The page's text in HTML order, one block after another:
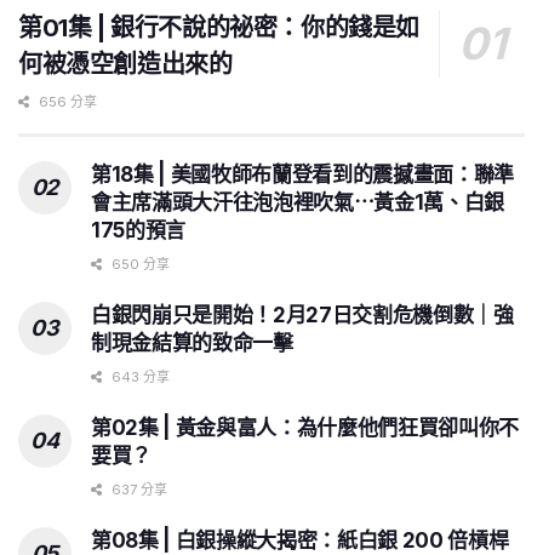
第01集 | 銀行不說的祕密：你的錢是如
何被憑空創造出來的
656 分享
第18集 | 美國牧師布蘭登看到的震撼畫面：聯準
會主席滿頭大汗往泡泡裡吹氣⋯黃金1萬、白銀
175的預言
650 分享
白銀閃崩只是開始！2月27日交割危機倒數｜強
制現金結算的致命一擊
643 分享
第02集 | 黃金與富人：為什麼他們狂買卻叫你不
要買？
637 分享
第08集 | 白銀操縱大揭密：紙白銀 200 倍槓桿